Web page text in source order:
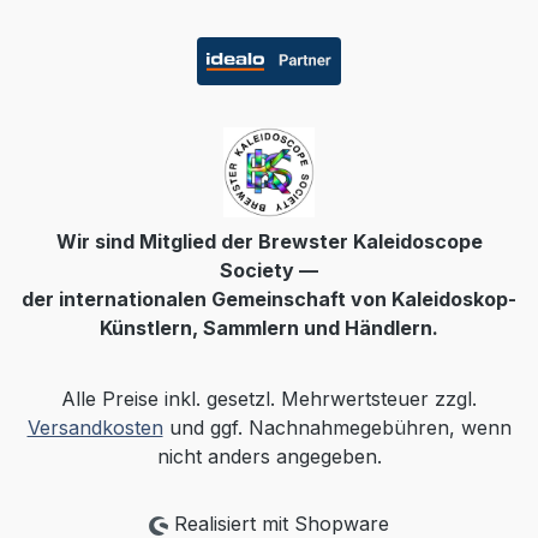
Wir sind Mitglied der Brewster Kaleidoscope
Society —
der internationalen Gemeinschaft von Kaleidoskop-
Künstlern, Sammlern und Händlern.
Alle Preise inkl. gesetzl. Mehrwertsteuer zzgl.
Versandkosten und ggf. Nachnahmegebühren, wenn
nicht anders angegeben.
Realisiert mit Shopware